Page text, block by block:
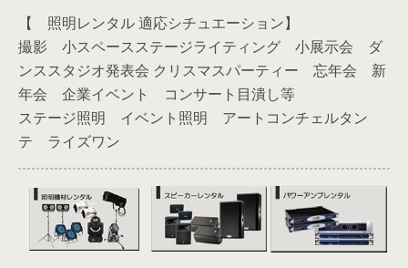
【 照明レンタル 適応シチュエーション】
撮影 小スペースステージライティング 小展示会 ダ
ンススタジオ発表会 クリスマスパーティー 忘年会 新
年会 企業イベント コンサート目潰し等
ステージ照明 イベント照明 アートコンチェルタン
テ ライズワン